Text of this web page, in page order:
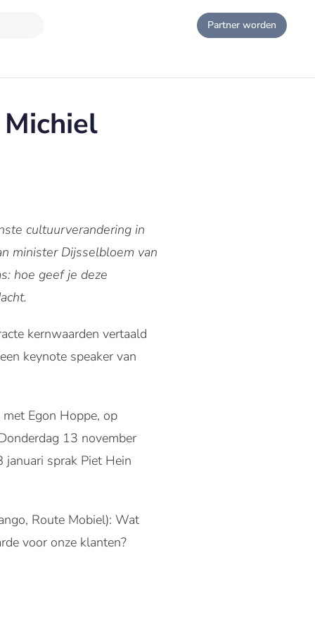
Partner worden
cultuurverandering in
minister Dijsselbloem van
hoe geef je deze
kernwaarden vertaald
keynote speaker van
Egon Hoppe, op
13 november
sprak Piet Hein
Route Mobiel): Wat
voor onze klanten?